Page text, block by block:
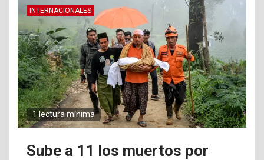
INTERNACIONALES
1 lectura mínima
Sube a 11 los muertos por